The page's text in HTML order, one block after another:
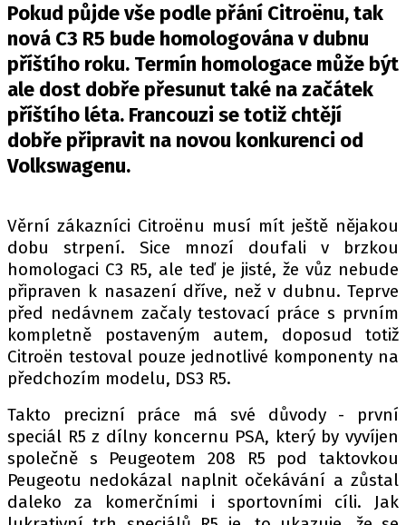
RALLY
OSTATNÍ
TISKOVKY
ROZHOVORY
MOTORSPORT
PIT LANE
ČEŠI V AKCI
FIA CEZ & POHÁRY
MEZINÁRODNÍ SCÉNA
SLEDUJTE NÁS NA
Máte příběh, fotku nebo video?
Pošlete e-mail na autoroad.cz
Pokud půjde vše podle přání Citroënu, tak
nová C3 R5 bude homologována v dubnu
příštího roku. Termín homologace může být
ale dost dobře přesunut také na začátek
příštího léta. Francouzi se totiž chtějí
dobře připravit na novou konkurenci od
Volkswagenu.
Věrní zákazníci Citroënu musí mít ještě nějakou
dobu strpení. Sice mnozí doufali v brzkou
homologaci C3 R5, ale teď je jisté, že vůz nebude
připraven k nasazení dříve, než v dubnu. Teprve
před nedávnem začaly testovací práce s prvním
kompletně postaveným autem, doposud totiž
Citroën testoval pouze jednotlivé komponenty na
předchozím modelu, DS3 R5.
Takto precizní práce má své důvody - první
speciál R5 z dílny koncernu PSA, který by vyvíjen
společně s Peugeotem 208 R5 pod taktovkou
Peugeotu nedokázal naplnit očekávání a zůstal
daleko za komerčními i sportovními cíli. Jak